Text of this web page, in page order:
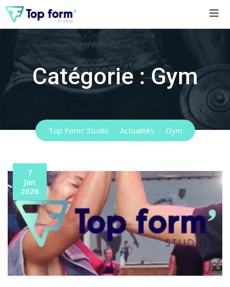
Skip
content
Catégorie :Gym
Top Form' Studio / Actualités / Gym
7
Jan
2026